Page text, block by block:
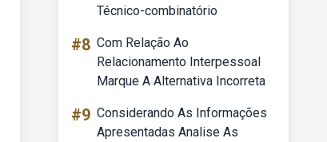
Técnico-combinatório
#8 Com Relação Ao
Relacionamento Interpessoal
Marque A Alternativa Incorreta
#9 Considerando As Informações
Apresentadas Analise As